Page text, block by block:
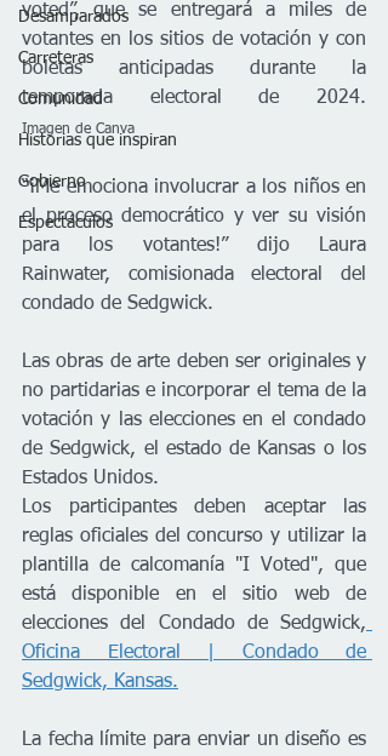
Desamparados
Carreteras
Comunidad
Historias que inspiran
Gobierno
Espectáculos
voted”, que se entregará a miles de
votantes en los sitios de votación y con
boletas anticipadas durante la
Imagen de Canva
“¡Me emociona involucrar a los niños en
el proceso democrático y ver su visión
para los votantes!” dijo Laura
Rainwater, comisionada electoral del
condado de Sedgwick.
Las obras de arte deben ser originales y
no partidarias e incorporar el tema de la
votación y las elecciones en el condado
de Sedgwick, el estado de Kansas o los
Estados Unidos.
Los participantes deben aceptar las
reglas oficiales del concurso y utilizar la
plantilla de calcomanía "I Voted", que
está disponible en el sitio web de
elecciones del Condado de Sedgwick,
Oficina Electoral | Condado de
Sedgwick, Kansas.
La fecha límite para enviar un diseño es